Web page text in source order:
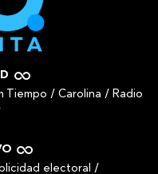
Tiempo / Carolina / Radio
electoral /